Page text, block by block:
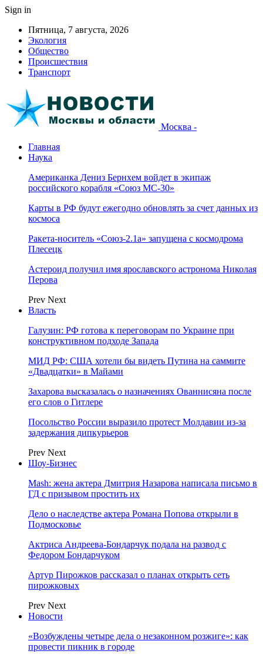
Sign in
Пятница, 7 августа, 2026
Экология
Общество
Происшествия
Транспорт
Москва -
Главная
Наука
Американка Дениз Бернхем войдет в экипаж
российского корабля «Союз МС-30»
Карты в РФ будут ежегодно обновлять за счет данных из
космоса
Ракета-носитель «Союз-2.1а» запущена с космодрома
Плесецк
Астероид получил имя ярославского астронома Николая
Перова
Prev Next
Власть
Галузин: РФ готова к переговорам по Украине при
конструктивном подходе Запада
МИД РФ: США хотели бы видеть Путина на саммите
«Двадцатки» в Майами
Захарова высказалась о назначениях Ованнисяна после
его слов о Гитлере
Посольство России выразило протест Молдавии из-за
задержания дипкурьеров
Prev Next
Шоу-Бизнес
Mash: жена актера Дмитрия Назарова написала письмо в
ГД с призывом простить их
Дело о наследстве актера Романа Попова открыли в
Подмосковье
Актриса Андреева-Бондарчук подала на развод с
Федором Бондарчуком
Артур Пирожков рассказал о планах открыть сеть
пирожковых
Prev Next
Новости
«Возбуждены четыре дела о незаконном розжиге»: как
провести пикник в городе